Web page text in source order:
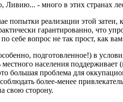
- много в этих странах
попытки реализации этой затеи,
гарантированно, что
себе вопрос не так прост, как
подготовленное!) в
местного населения поддерживает
большая проблема для
более-менее
свою сторону.